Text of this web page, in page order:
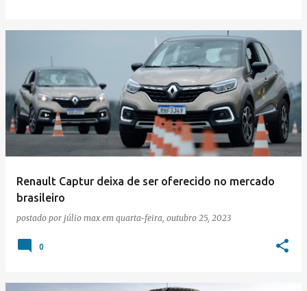
Renault Captur deixa de ser oferecido no mercado
brasileiro
postado por júlio max em quarta-feira, outubro 25, 2023
0